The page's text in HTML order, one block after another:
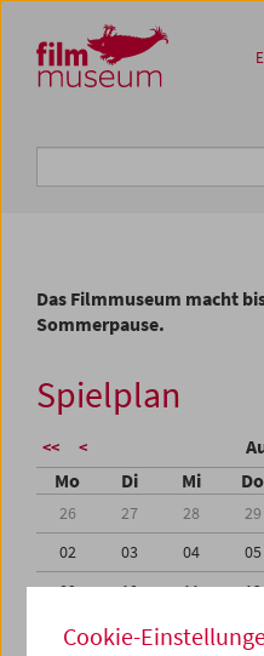
Zum Inhalt
Zum Hauptmenü
Zur Servicenavigation
Zum Suche
Das Filmmuseum macht
Sommerpause.
Spielplan
<< <
Mo Di Mi Do
26 27 28 29
02
03 04 05
09
10 11 12
16
17 18 19
Cookie-